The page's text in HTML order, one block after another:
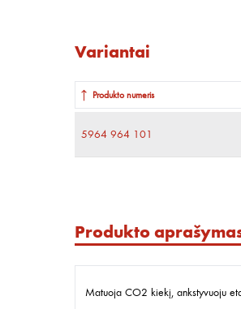
Variantai
Produkto numeris
5964 964 101
Produkto
Matuoja CO2 kiekį, ankstyvuoju